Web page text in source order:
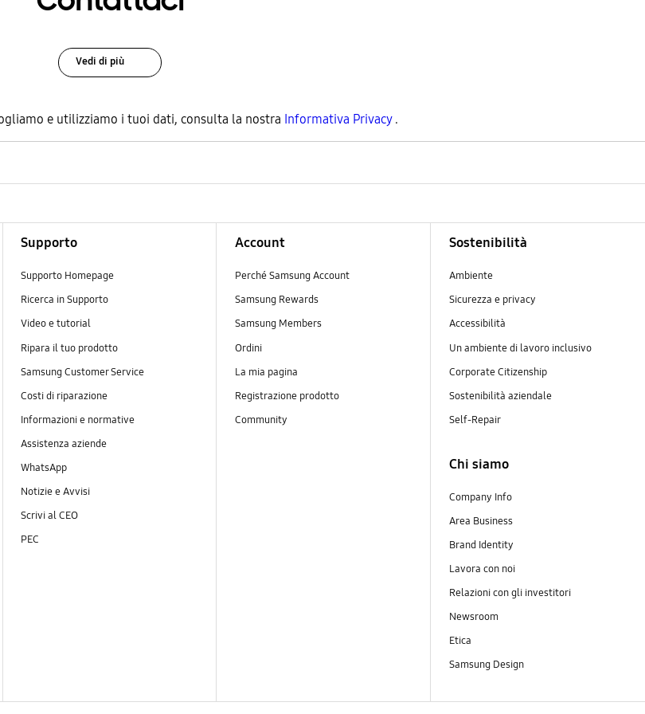
Vedi di più
e utilizziamo i tuoi dati, consulta la nostra Informativa Privacy.
Supporto
Supporto Homepage
Ricerca in Supporto
Video e tutorial
Ripara il tuo prodotto
Samsung Customer Service
Costi di riparazione
Informazioni e normative
Assistenza aziende
WhatsApp
Notizie e Avvisi
Scrivi al CEO
PEC
Account
Perché Samsung Account
Samsung Rewards
Samsung Members
Ordini
La mia pagina
Registrazione prodotto
Community
Sostenibilità
Ambiente
Sicurezza e privacy
Accessibilità
Un ambiente di lavoro inclusivo
Corporate Citizenship
Sostenibilità aziendale
Self-Repair
Chi siamo
Company Info
Area Business
Brand Identity
Lavora con noi
Relazioni con gli investitori
Newsroom
Etica
Samsung Design